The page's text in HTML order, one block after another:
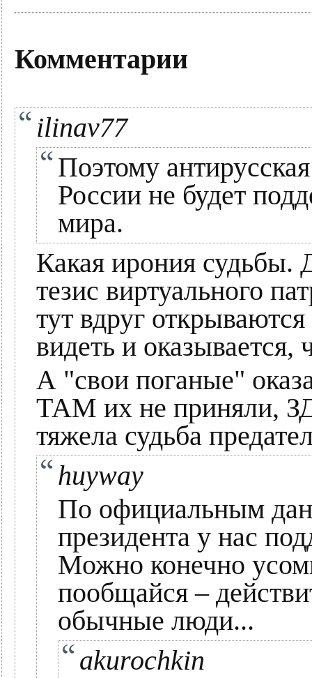
Комментарии
ilinav77
Поэтому
России не будет
мира.
Какая ирония судьбы.
тезис виртуального
тут вдруг
видеть и оказывается,
А "свои поганые"
ТАМ их не приняли,
тяжела судьба
huyway
По официальным
президента у нас
Можно конечно
пообщайся –
обычные люди...
akurochkin